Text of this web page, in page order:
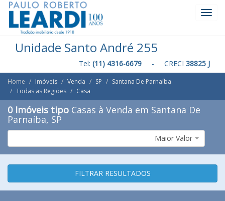
Unidade Santo André 255
Tel: (11) 4316-6679 - CRECI 38825 J
Home Imóveis Venda SP
Santana De Parnaíba
Todas as Regiões
Casa
0 Imóveis tipo Casas à Venda em Santana De
Parnaíba, SP
Maior Valor
FILTRAR RESULTADOS